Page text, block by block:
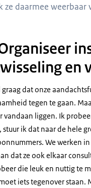
ze daarmee weerbaar
en
graag dat onze
tegen te gaan.
vandaan liggen. Ik
stuur ik dat naar de hele
We werken
dat ze ook elkaar
die leuk en nuttig te
iets tegenover